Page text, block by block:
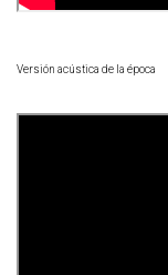
Versión acústica de la época